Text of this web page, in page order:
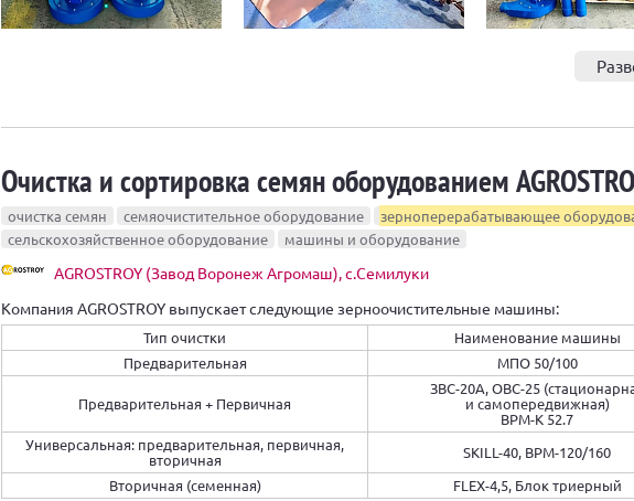
Очистка и сортировка семян оборудованием
очистка семян семяочистительное оборудование
зерноперерабатывающее
сельскохозяйственное оборудование
машины и оборудование
AGROSTROY (Завод Воронеж Агромаш), с.Семилуки
Компания AGROSTROY выпускает следующие зерноочистительные машины:
Тип очистки
Наименование машины
Предварительная
МПО 50/100
Предварительная + Первичная
ЗВС-20А, ОВС-25
и самопередвижная)
ВРМ-К 52.7
Универсальная: предварительная, первичная,
вторичная
SKILL-40, ВРМ-120/160
Вторичная (семенная)
FLEX-4,5, Блок триерный